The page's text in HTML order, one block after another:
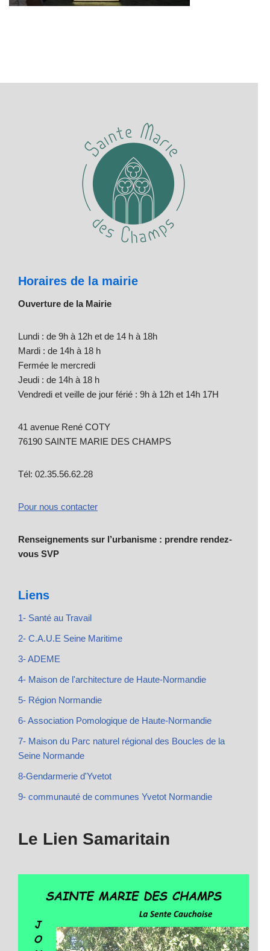
Horaires de la mairie
Ouverture de la Mairie
Lundi : de 9h à 12h et de 14 h à 18h
Mardi : de 14h à 18 h
Fermée le mercredi
Jeudi : de 14h à 18 h
Vendredi et veille de jour férié : 9h à 12h et 14h 17H
41 avenue René COTY
76190 SAINTE MARIE DES CHAMPS
Tél: 02.35.56.62.28
Pour nous contacter
Renseignements sur l’urbanisme : prendre rendez-
vous SVP
Liens
1- Santé au Travail
2- C.A.U.E Seine Maritime
3- ADEME
4- Maison de l'architecture de Haute-Normandie
5- Région Normandie
6- Association Pomologique de Haute-Normandie
7- Maison du Parc naturel régional des Boucles de la
Seine Normande
8-Gendarmerie d'Yvetot
9- communauté de communes Yvetot Normandie
Le Lien Samaritain